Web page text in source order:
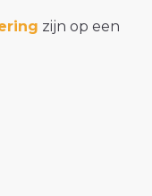
zijn op een